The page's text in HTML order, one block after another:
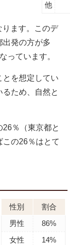
他
ります。このデ
出発の方が多
っています。
とを想定してい
ため、自然と
％（東京都と
この26％はとて
性別
割合
男性
86%
女性
14%